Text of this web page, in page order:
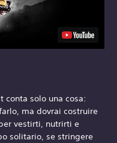
conta solo una cosa:
ma dovrai costruire
vestirti, nutrirti e
solitario, se stringere